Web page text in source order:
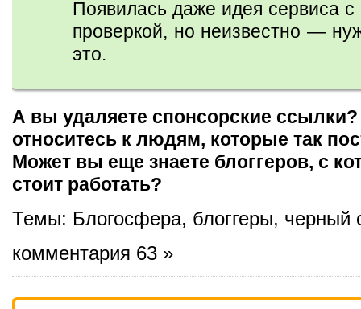
Появилась даже идея сервиса с
проверкой, но неизвестно —
это.
А вы удаляете спонсорские ссылки?
относитесь к людям, которые так
Может вы еще знаете блоггеров, с
стоит работать?
Темы: Блогосфера, блоггеры, черный
комментария 63 »